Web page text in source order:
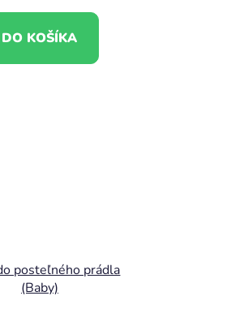
DO KOŠÍKA
posteľného prádla
(Baby)